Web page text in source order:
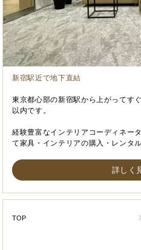
新宿駅近で地下直結
東京都心部の新宿駅から上がってす
以内です。
経験豊富なインテリアコーディネー
て家具・インテリアの購入・レンタ
詳しく
TOP